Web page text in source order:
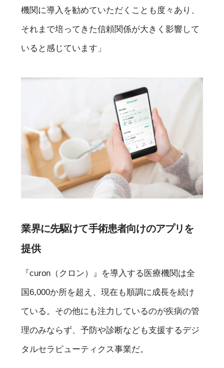
機関に導入を勧めていただくことも度々あり、
それまで培ってきた信頼関係が大きく影響して
いると感じています」
業界に先駆けて手術患者向けのアプリを
提供
『curon（クロン）』を導入する医療機関は全
国6,000か所を超え、現在も順調に成長を続け
ている。その他にも注力しているのが疾病の管
理のみならず、予防や診断なども支援するデジ
タルセラピューティクス事業だ。